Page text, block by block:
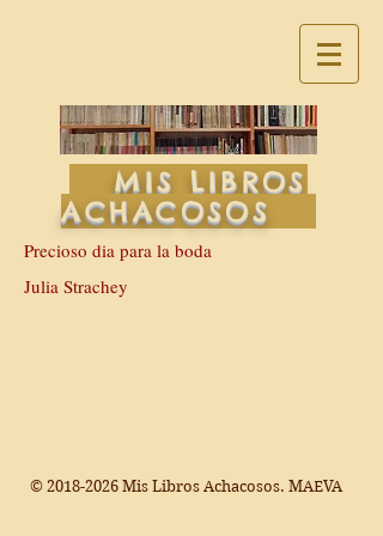
MIS LIBROS
ACHACOSOS
Precioso dia para la boda
Julia Strachey
© 2018-2026 Mis Libros Achacosos. MAEVA